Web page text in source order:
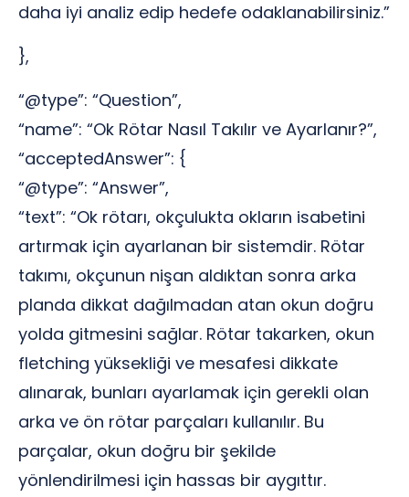
daha iyi analiz edip hedefe odaklanabilirsiniz.”
},
“@type”: “Question”,
“name”: “Ok Rötar Nasıl Takılır ve Ayarlanır?”,
“acceptedAnswer”: {
“@type”: “Answer”,
“text”: “Ok rötarı, okçulukta okların isabetini
artırmak için ayarlanan bir sistemdir. Rötar
takımı, okçunun nişan aldıktan sonra arka
planda dikkat dağılmadan atan okun doğru
yolda gitmesini sağlar. Rötar takarken, okun
fletching yüksekliği ve mesafesi dikkate
alınarak, bunları ayarlamak için gerekli olan
arka ve ön rötar parçaları kullanılır. Bu
parçalar, okun doğru bir şekilde
yönlendirilmesi için hassas bir aygıttır.